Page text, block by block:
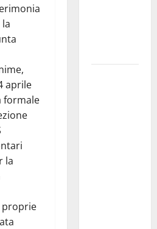
aprile
formale
la
proprie